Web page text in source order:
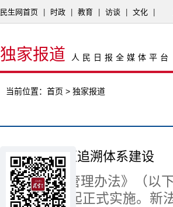
民生网首页 时政 教育 访谈 文化
独家报道 人民日报全媒体平台
当前位置： 首页 > 独家报道
食品召回倒逼追溯体系建设
《食品召回管理办法》（以
今年9月1日起正式实施。